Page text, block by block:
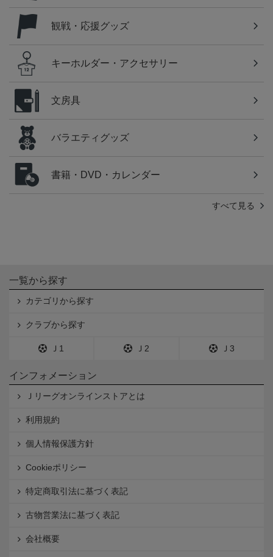
観戦・応援グッズ
キーホルダー・アクセサリー
文房具
バラエティグッズ
書籍・DVD・カレンダー
すべて見る
一覧から探す
カテゴリから探す
クラブから探す
Ｊ1 Ｊ2 Ｊ3
インフォメーション
Ｊリーグオンラインストアとは
利用規約
個人情報保護方針
Cookieポリシー
特定商取引法に基づく表記
古物営業法に基づく表記
会社概要